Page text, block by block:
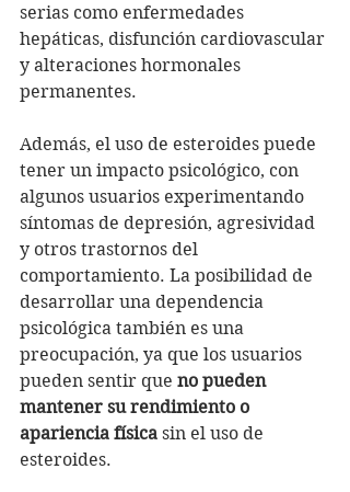
serias como enfermedades
hepáticas, disfunción cardiovascular
y alteraciones hormonales
permanentes.
Además, el uso de esteroides puede
tener un impacto psicológico, con
algunos usuarios experimentando
síntomas de depresión, agresividad
y otros trastornos del
comportamiento. La posibilidad de
desarrollar una dependencia
psicológica también es una
preocupación, ya que los usuarios
pueden sentir que no pueden
mantener su rendimiento o
apariencia física sin el uso de
esteroides.